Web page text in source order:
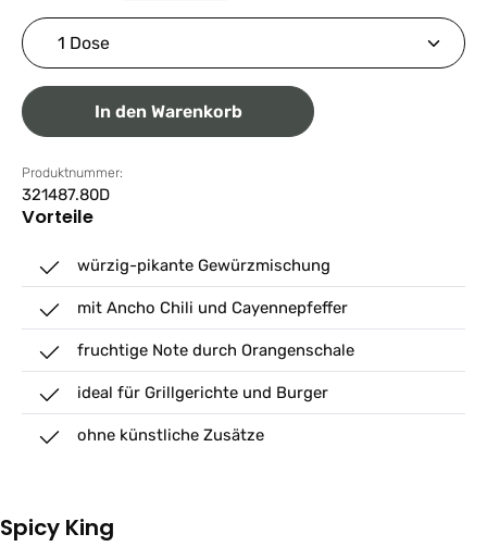
Produkt Anzahl: Gib den gewünschten Wert ein
In den Warenkorb
Produktnummer:
321487.80D
Vorteile
würzig-pikante Gewürzmischung
mit Ancho Chili und Cayennepfeffer
fruchtige Note durch Orangenschale
ideal für Grillgerichte und Burger
ohne künstliche Zusätze
Spicy King